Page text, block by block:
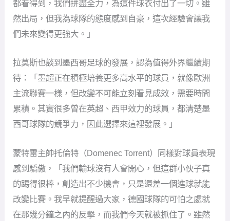
蒙特雷主帥托倫特（Domenec Torrent）同樣對球員表現
感到驕傲，「我們輸球沒有人會開心，但這群小伙子真
改變比賽。我早就提醒過大家，德國球隊的可怕之處就
在那幾分鐘之內的反擊，而我們今天就被抓住了。雖然
結果遺憾，但我為球隊戰鬥到最後一刻的表現感到驕
傲。」
FIFA俱樂部世界盃將於6月15日至7月14日盛大登場，63
場比賽DAZN串流平台場場直播！現在就免費註冊加入
DAZN會員!